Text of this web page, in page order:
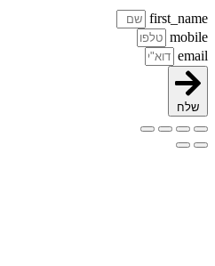
שלח